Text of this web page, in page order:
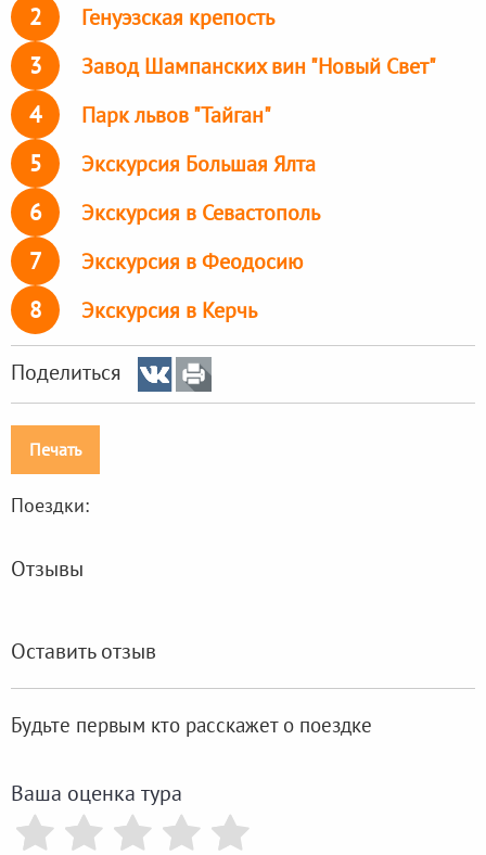
2 Генуэзская крепость
3 Завод Шампанских вин "Новый Свет"
4 Парк львов "Тайган"
5 Экскурсия Большая Ялта
6 Экскурсия в Севастополь
7 Экскурсия в Феодосию
8 Экскурсия в Керчь
Поделиться
Печать
Поездки:
Отзывы
Оставить отзыв
Будьте первым кто расскажет о поездке
Ваша оценка тура